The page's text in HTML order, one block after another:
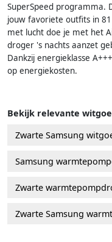
SuperSpeed programma.
jouw favoriete outfits in
met lucht doe je met het
droger 's nachts aanzet
Dankzij energieklasse
op energiekosten.
Bekijk relevante
Zwarte Samsung
Samsung
Zwarte
Zwarte Samsung